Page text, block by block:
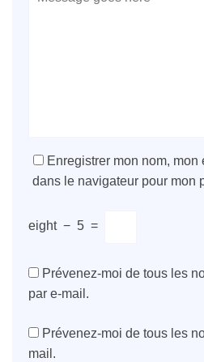
Enregistrer mon nom,
dans le navigateur pour mon
eight − 5 =
Prévenez-moi de tous les
par e-mail.
Prévenez-moi de tous les
mail.